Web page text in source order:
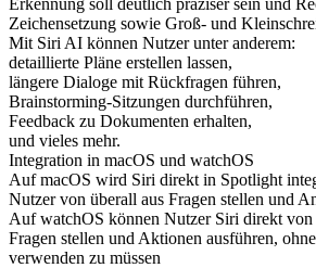
Zeichensetzung sowie Groß- und
Mit Siri AI können Nutzer unter anderem:
detaillierte Pläne erstellen lassen,
längere Dialoge mit Rückfragen führen,
Brainstorming-Sitzungen durchführen,
Feedback zu Dokumenten erhalten,
und vieles mehr.
Integration in macOS und watchOS
Auf macOS wird Siri direkt in Spotlight
Nutzer von überall aus Fragen stellen und
Auf watchOS können Nutzer Siri direkt von
Fragen stellen und Aktionen ausführen,
verwenden zu müssen